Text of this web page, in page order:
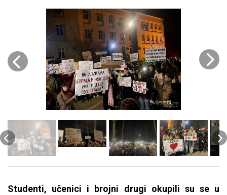
Studenti, učenici i brojni drugi okupili su se u